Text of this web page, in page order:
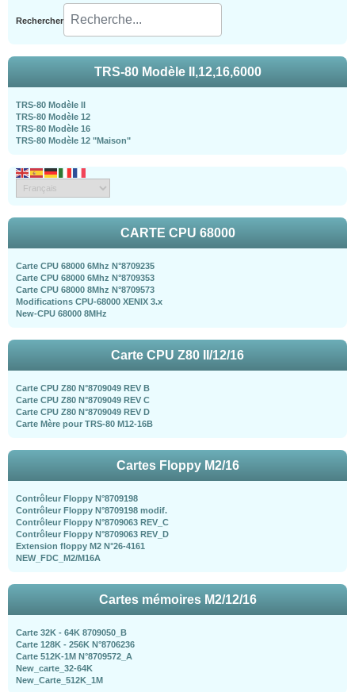
Rechercher
TRS-80 Modèle II,12,16,6000
TRS-80 Modèle II
TRS-80 Modèle 12
TRS-80 Modèle 16
TRS-80 Modèle 12 "Maison"
CARTE CPU 68000
Carte CPU 68000 6Mhz N°8709235
Carte CPU 68000 6Mhz N°8709353
Carte CPU 68000 8Mhz N°8709573
Modifications CPU-68000 XENIX 3.x
New-CPU 68000 8MHz
Carte CPU Z80 II/12/16
Carte CPU Z80 N°8709049 REV B
Carte CPU Z80 N°8709049 REV C
Carte CPU Z80 N°8709049 REV D
Carte Mère pour TRS-80 M12-16B
Cartes Floppy M2/16
Contrôleur Floppy N°8709198
Contrôleur Floppy N°8709198 modif.
Contrôleur Floppy N°8709063 REV_C
Contrôleur Floppy N°8709063 REV_D
Extension floppy M2 N°26-4161
NEW_FDC_M2/M16A
Cartes mémoires M2/12/16
Carte 32K - 64K 8709050_B
Carte 128K - 256K N°8706236
Carte 512K-1M N°8709572_A
New_carte_32-64K
New_Carte_512K_1M